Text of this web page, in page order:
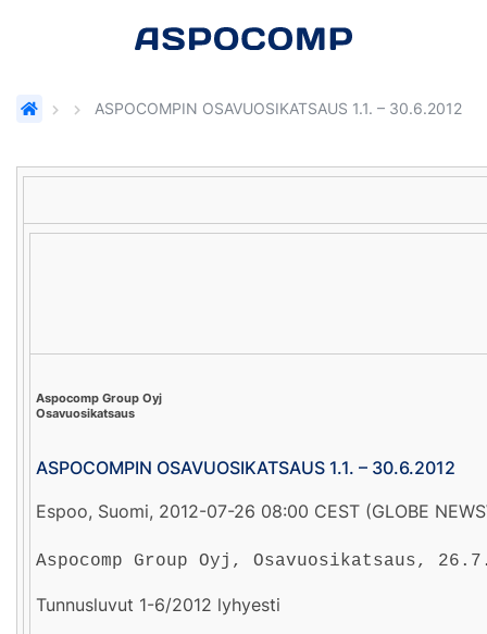
ASPOCOMPIN OSAVUOSIKATSAUS 1.1. – 30.6.2012
Aspocomp Group Oyj
Osavuosikatsaus
ASPOCOMPIN OSAVUOSIKATSAUS 1.1. – 30.6.2012
Espoo, Suomi, 2012-07-26 08:00 CEST (GLOBE
Aspocomp Group Oyj, Osavuosikatsaus,
Tunnusluvut 1-6/2012 lyhyesti